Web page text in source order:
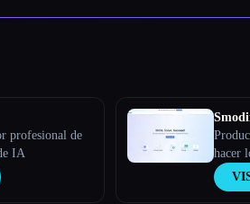
profesional de
IA
hacer